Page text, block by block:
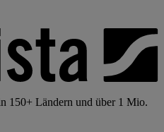
150+ Ländern und über 1 Mio.